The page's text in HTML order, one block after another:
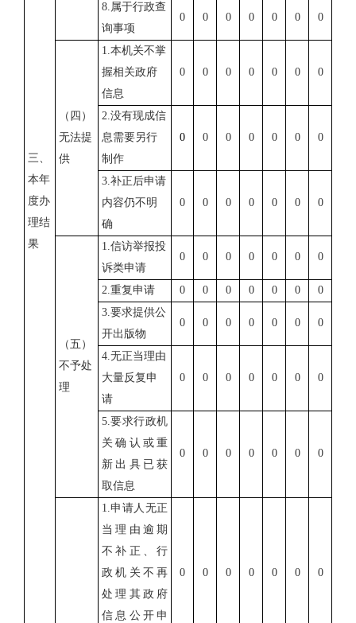
三、
本年
度办
理结
果
8. 属于行政查
询事项
0 0 0 0 0 0 0
（四）
无法提
供
1.本机关不掌
握相关政府
信息
0 0 0 0 0 0 0
2.没有现成信
息需要另行
制作
0 0 0 0 0 0 0
3.补正后申请
内容仍不明
确
0 0 0 0 0 0 0
（五）
不予处
理
1.信访举报投
诉类申请
0 0 0 0 0 0 0
2.重复申请 0 0 0 0 0 0
0
3.要求提供公
开出版物
0 0 0 0 0 0 0
4.无正当理由
大量反复申
请
0 0 0 0 0 0 0
5.要求行政机
关确认或重
新出具已获
取信息
0 0 0 0 0 0 0
1.申请人无正
当理由逾期
不补正、行
政机关不再
处理其政府
信息公开申
0 0 0 0 0 0 0